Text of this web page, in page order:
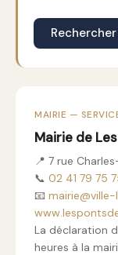
MAIRIE —
Mairie de
📍 7 rue
📞 02 41 79 75
📧
La déclaration
heures à la